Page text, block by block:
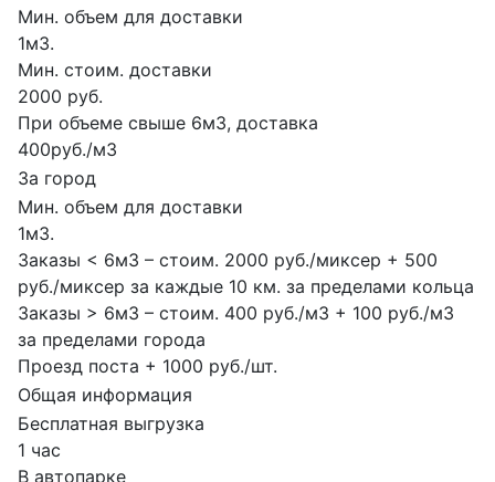
Мин. объем для доставки
1м3.
Мин. стоим. доставки
2000 руб.
При объеме свыше 6м3, доставка
400руб./м3
За город
Мин. объем для доставки
1м3.
Заказы < 6м3 – стоим. 2000 руб./миксер + 500
руб./миксер за каждые 10 км. за пределами кольца
Заказы > 6м3 – стоим. 400 руб./м3 + 100 руб./м3
за пределами города
Проезд поста + 1000 руб./шт.
Общая информация
Бесплатная выгрузка
1 час
В автопарке